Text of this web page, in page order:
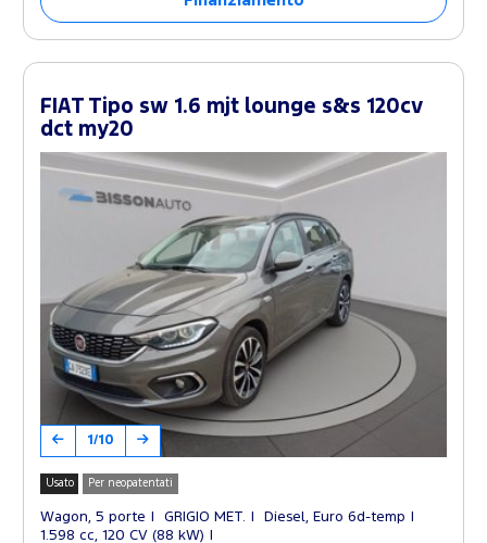
FIAT Tipo sw 1.6 mjt lounge s&s 120cv
dct my20
1/10
Usato Per neopatentati
Wagon, 5 porte GRIGIO MET.
Diesel, Euro 6d-temp
1.598 cc, 120 CV (88 kW)